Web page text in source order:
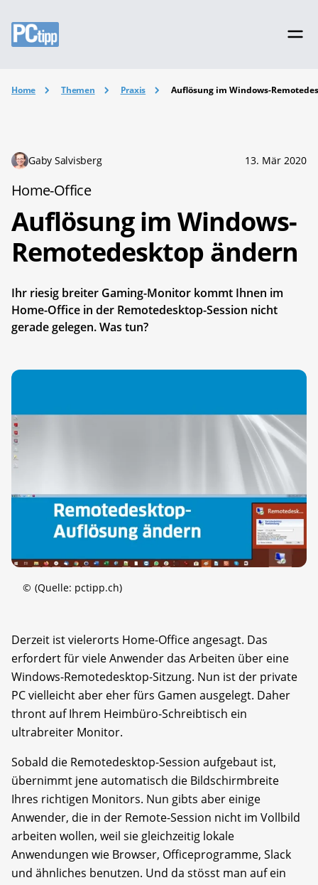
Home Themen Praxis Auflösung im Windows-
Gaby Salvisberg 13. Mär 2020
Home-Office
Auflösung im Windows-
Remotedesktop ändern
Ihr riesig breiter Gaming-Monitor kommt Ihnen im
Home-Office in der Remotedesktop-Session nicht
gerade gelegen. Was tun?
© (Quelle: pctipp.ch)
Derzeit ist vielerorts Home-Office angesagt. Das
erfordert für viele Anwender das Arbeiten über eine
Windows-Remotedesktop-Sitzung. Nun ist der private
PC vielleicht aber eher fürs Gamen ausgelegt. Daher
thront auf Ihrem Heimbüro-Schreibtisch ein
ultrabreiter Monitor.
Sobald die Remotedesktop-Session aufgebaut ist,
übernimmt jene automatisch die Bildschirmbreite
Ihres richtigen Monitors. Nun gibts aber einige
Anwender, die in der Remote-Session nicht im Vollbild
arbeiten wollen, weil sie gleichzeitig lokale
Anwendungen wie Browser, Officeprogramme, Slack
und ähnliches benutzen. Und da stösst man auf ein